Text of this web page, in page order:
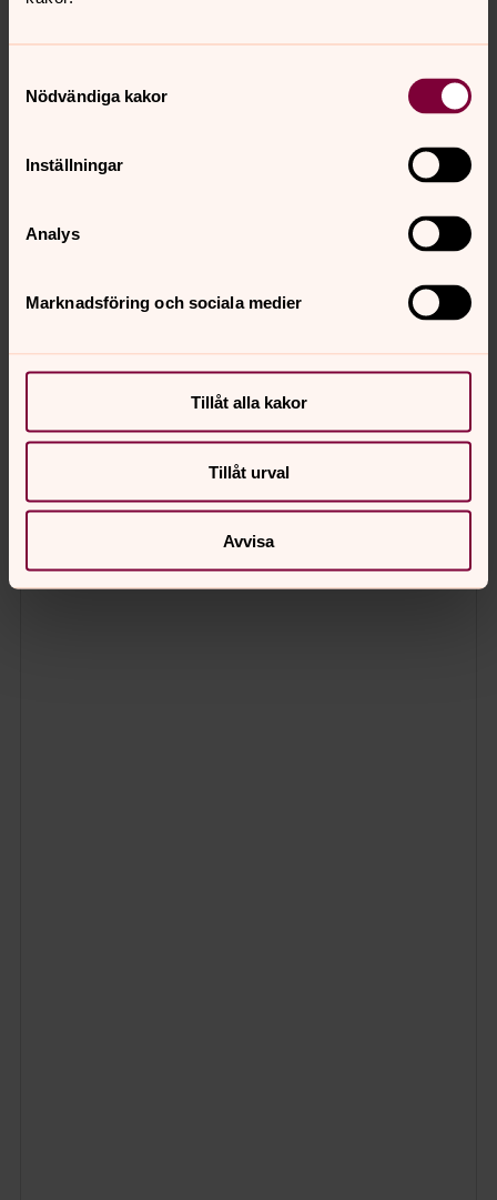
Nödvändiga kakor
Inställningar
Analys
Marknadsföring och sociala medier
Tillåt alla kakor
Tillåt urval
Avvisa